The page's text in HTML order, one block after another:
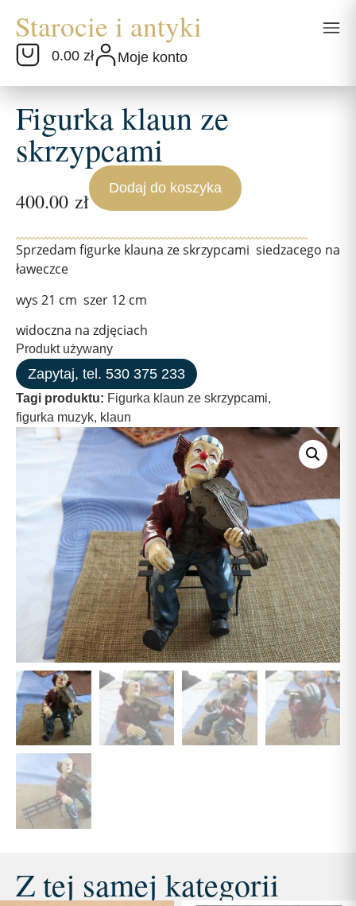
0.00 zł Moje konto
Figurka klaun ze
skrzypcami
400.00 zł
Dodaj do koszyka
Sprzedam figurke klauna ze skrzypcami siedzacego na
ławeczce
wys 21 cm szer 12 cm
widoczna na zdjęciach
Produkt używany
Zapytaj, tel. 530 375 233
Tagi produktu: Figurka klaun ze skrzypcami,
figurka muzyk, klaun
Z tej samej kategorii